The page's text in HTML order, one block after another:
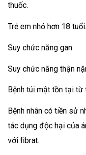
thuốc.
Trẻ em nhỏ hơn 18 tuổi.
Suy chức năng gan.
Suy chức năng thận
Bệnh túi mật tồn tại
Bệnh nhân có tiền sử
tác dụng độc hại của
với fibrat.